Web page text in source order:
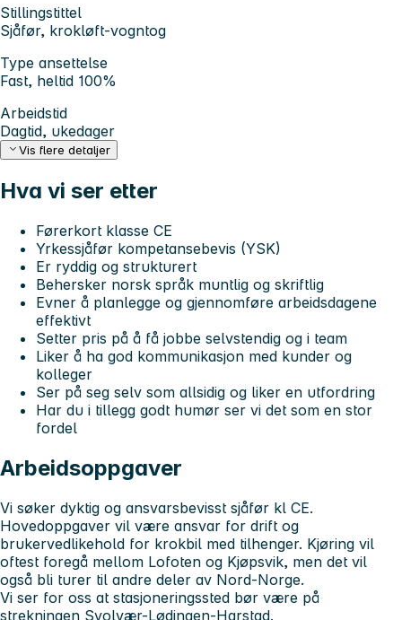
Stillingstittel
Sjåfør, krokløft-vogntog
Type ansettelse
Fast, heltid 100%
Arbeidstid
Dagtid, ukedager
Vis flere detaljer
Hva vi ser etter
Førerkort klasse CE
Yrkessjåfør kompetansebevis (YSK)
Er ryddig og strukturert
Behersker norsk språk muntlig og skriftlig
Evner å planlegge og gjennomføre arbeidsdagene
effektivt
Setter pris på å få jobbe selvstendig og i team
Liker å ha god kommunikasjon med kunder og
kolleger
Ser på seg selv som allsidig og liker en utfordring
Har du i tillegg godt humør ser vi det som en stor
fordel
Arbeidsoppgaver
Vi søker dyktig og ansvarsbevisst sjåfør kl CE.
Hovedoppgaver vil være ansvar for drift og
brukervedlikehold for krokbil med tilhenger. Kjøring vil
oftest foregå mellom Lofoten og Kjøpsvik, men det vil
også bli turer til andre deler av Nord-Norge.
Vi ser for oss at stasjoneringssted bør være på
strekningen Svolvær-Lødingen-Harstad.